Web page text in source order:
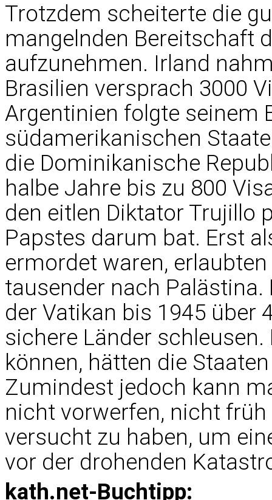
Trotzdem scheiterte die
mangelnden Bereitschaft
aufzunehmen. Irland
Brasilien versprach 3000
Argentinien folgte seinem
südamerikanischen
die Dominikanische
halbe Jahre bis zu 800
den eitlen Diktator Trujillo
Papstes darum bat. Erst
ermordet waren,
tausender nach Palästina.
der Vatikan bis 1945 über
sichere Länder
können, hätten die
Zumindest jedoch kann
nicht vorwerfen, nicht
versucht zu haben, um
vor der drohenden
kath.net-Buchtipp: